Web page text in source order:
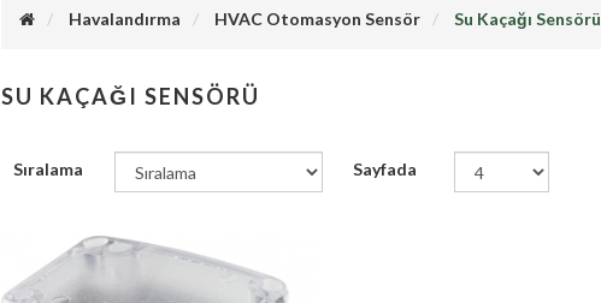
Havalandırma HVAC Otomasyon Sensör Su Kaçağı Sensörü
SU KAÇAĞI SENSÖRÜ
Sıralama Sayfada